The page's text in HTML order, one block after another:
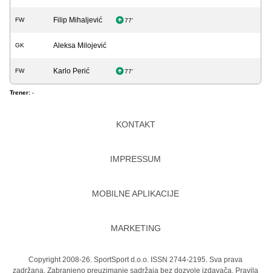
FW Filip Mihaljević 77'
GK Aleksa Milojević
FW Karlo Perić 77'
Trener: -
KONTAKT
IMPRESSUM
MOBILNE APLIKACIJE
MARKETING
Copyright 2008-26. SportSport d.o.o. ISSN 2744-2195. Sva prava
zadržana. Zabranjeno preuzimanje sadržaja bez dozvole izdavača. Pravila